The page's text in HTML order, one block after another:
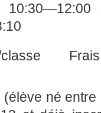
classe Frais
(élève né